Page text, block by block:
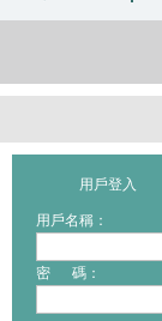
用戶登入
用戶名稱：
密 碼：